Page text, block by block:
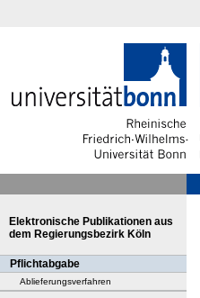
Elektronische Publikationen aus
dem Regierungsbezirk Köln
Pflichtabgabe
Ablieferungsverfahren